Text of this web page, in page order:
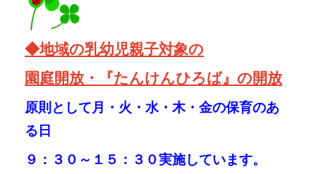
雨天等は休止です。
事前の申し込みは必要ありませんので、
来園の際に正門のインターホンでお知らせ
※ご来園の際に、保育・施設の見学をご希望の方
は、お気軽に職員室へお声がけください。
『たんけんひろば』は多くの木や、いろいろな草